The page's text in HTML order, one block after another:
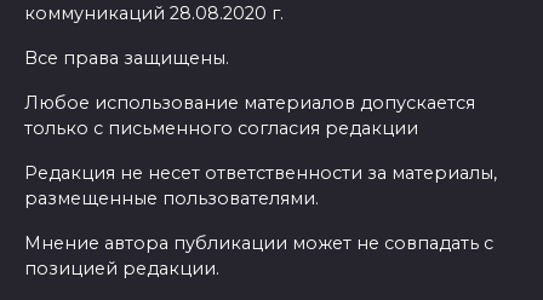
коммуникаций 28.08.2020 г.
Все права защищены.
Любое использование материалов допускается
только с письменного согласия редакции
Редакция не несет ответственности за материалы,
размещенные пользователями.
Мнение автора публикации может не совпадать с
позицией редакции.